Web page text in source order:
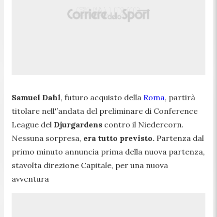
Samuel Dahl, futuro acquisto della Roma, partirà
titolare nell'’andata del preliminare di Conference
League del Djurgardens contro il Niedercorn.
Nessuna sorpresa, era tutto previsto. Partenza dal
primo minuto annuncia prima della nuova partenza,
stavolta direzione Capitale, per una nuova
avventura